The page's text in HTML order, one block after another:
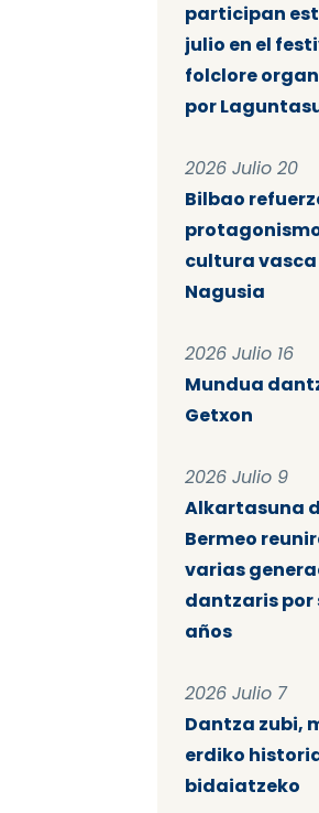
participan
julio en el
folclore
por
2026 Julio 20
Bilbao
cultura vasca
Nagusia
2026 Julio 16
Mundua
Getxon
2026 Julio 9
Alkartasuna
Bermeo
varias
dantzaris por
años
2026 Julio 7
Dantza zubi,
erdiko
bidaiatzeko